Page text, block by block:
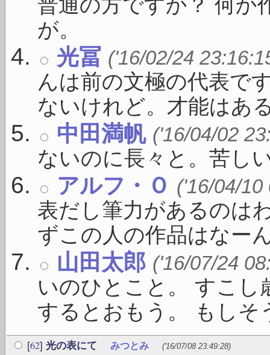
普通の方ですか？ 何か
が。
光冨 ('16/02/24
んは前の文極の代表で
ないけれど。才能はあ
中田満帆 ('16/04/02
ないのに長々と。苦し
アルフ・Ｏ ('16/04/10
表だし筆力があるのは
ずこの人の作品はなー
山田太郎 ('16/07/24
いのひとこと。 すこ
するとおもう。 もしそ
[62] 光の表にて みつとみ ('16/07/08 23:49:28)